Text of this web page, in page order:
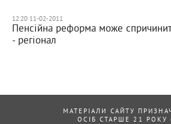
12:20 11-02-2011
Пенсійна реформа може
- регіонал
МАТЕРІАЛИ САЙТУ
ОСІБ СТАРШЕ 21 РОКУ